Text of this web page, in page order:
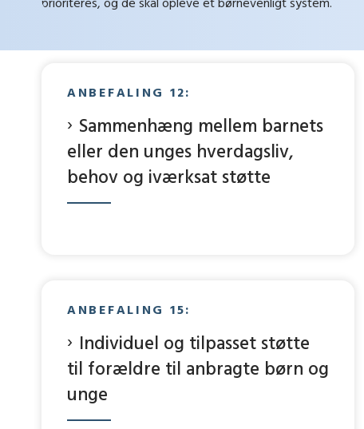
ANBEFALING 12:
Sammenhæng mellem barnets
eller den unges hverdagsliv,
behov og iværksat støtte
ANBEFALING 15:
Individuel og tilpasset støtte
til forældre til anbragte børn og
unge